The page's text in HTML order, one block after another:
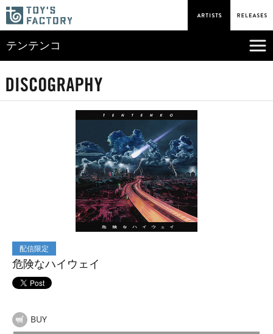
テンテンコ
配信限定
危険なハイウェイ
BUY